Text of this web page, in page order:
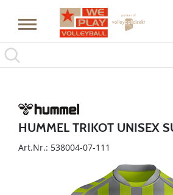
HUMMEL TRIKOT UNISEX
Art.Nr.: 538004-07-111